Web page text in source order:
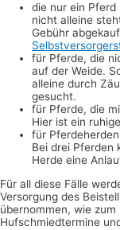
die nur ein
nicht alleine
Gebühr
für Pferde, die
auf der Weide.
alleine durch
gesucht.
für Pferde, die
Hier ist ein
für
Bei drei Pferden
Herde eine
Für all diese Fälle
Versorgung des
übernommen, wie zum
Hufschmiedtermine